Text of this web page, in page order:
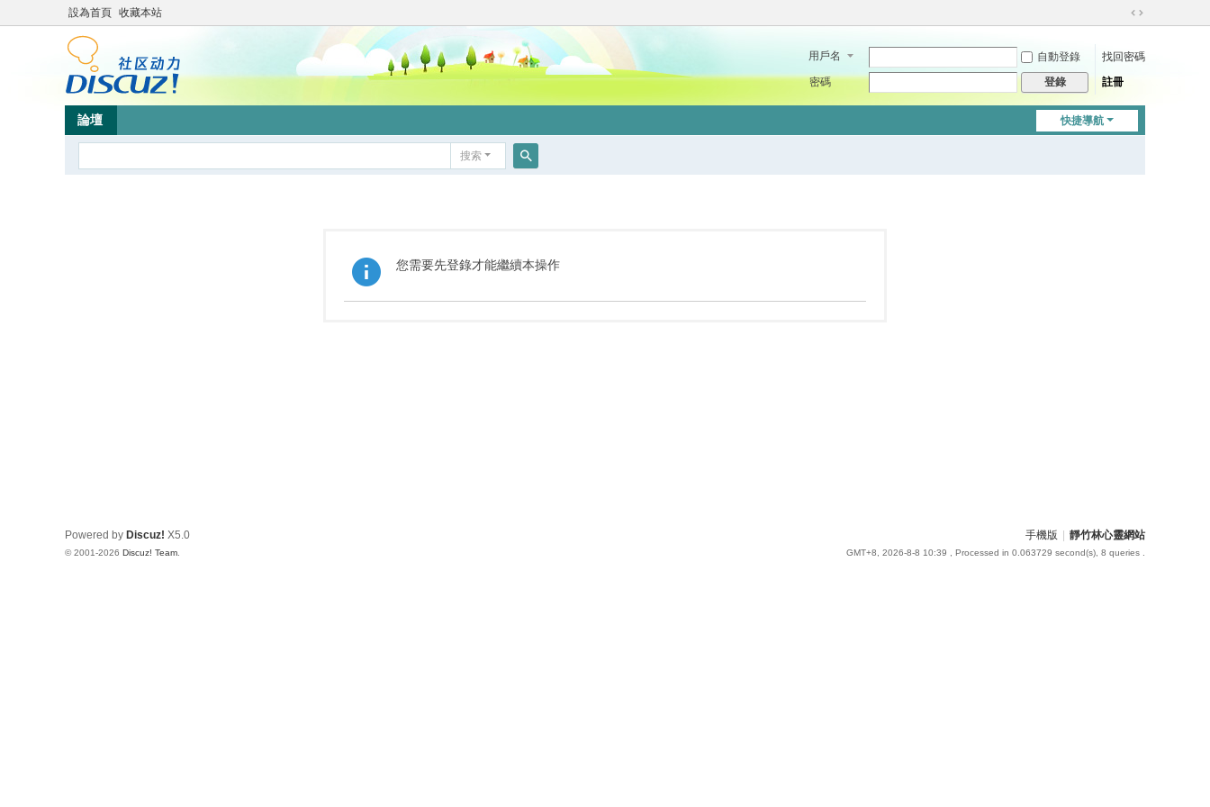
設為首頁 收藏本站
切
到
用戶名 自動登錄
找回密碼
密碼
登錄 註冊
快捷導航
論壇
搜索
您需要先登錄才能繼續本操作
手機版 靜竹林心靈網站
GMT+8, 2026-8-8 10:39 , Processed in 0.063729 second(s), 8 queries .
Powered by Discuz! X5.0
© 2001-2026 Discuz! Team